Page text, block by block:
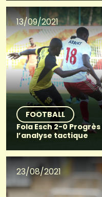
13/09/2021
FOOTBALL
Fola Esch 2-0
l’analyse tactique
23/08/2021